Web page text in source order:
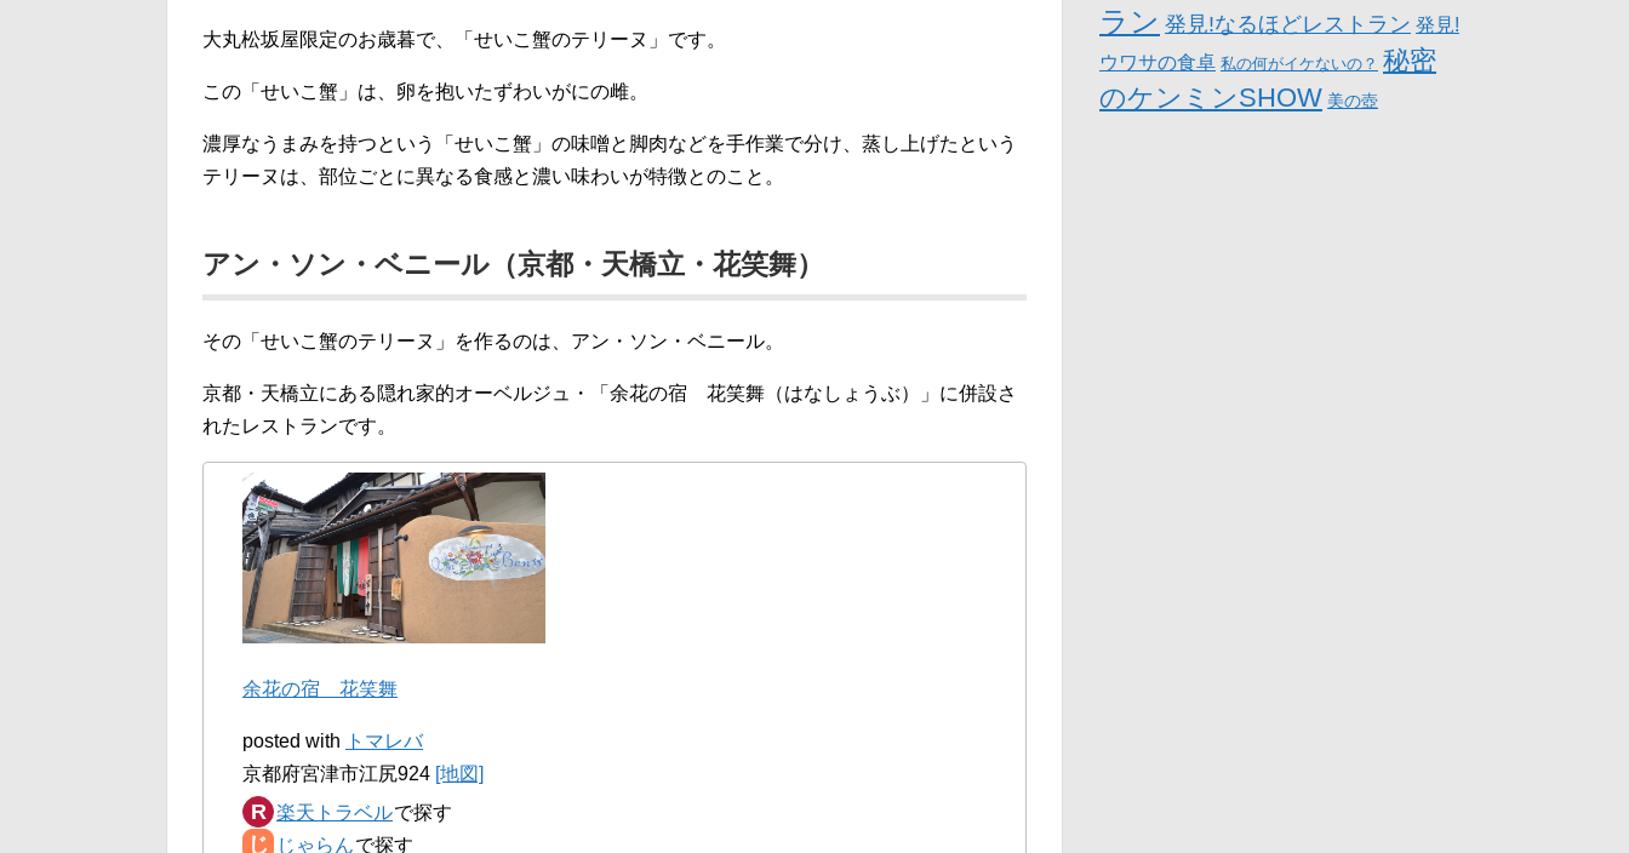
大丸松坂屋限定のお歳暮で、「せいこ蟹のテリーヌ」です。
この「せいこ蟹」は、卵を抱いたずわいがにの雌。
濃厚なうまみを持つという「せいこ蟹」の味噌と脚肉などを手作業で分け、蒸し上げたという
テリーヌは、部位ごとに異なる食感と濃い味わいが特徴とのこと。
アン・ソン・ベニール（京都・天橋立・花笑舞）
その「せいこ蟹のテリーヌ」を作るのは、アン・ソン・ベニール。
京都・天橋立にある隠れ家的オーベルジュ・「余花の宿 花笑舞（はなしょうぶ）」に併設さ
れたレストランです。
余花の宿 花笑舞
posted with
トマレバ
京都府宮津市江尻924 [地図]
楽天トラベル
じゃらん
ラン 発見!なるほどレストラン 発見!
ウワサの食卓 私の何がイケないの？ 秘密
のケンミンSHOW 美の壺